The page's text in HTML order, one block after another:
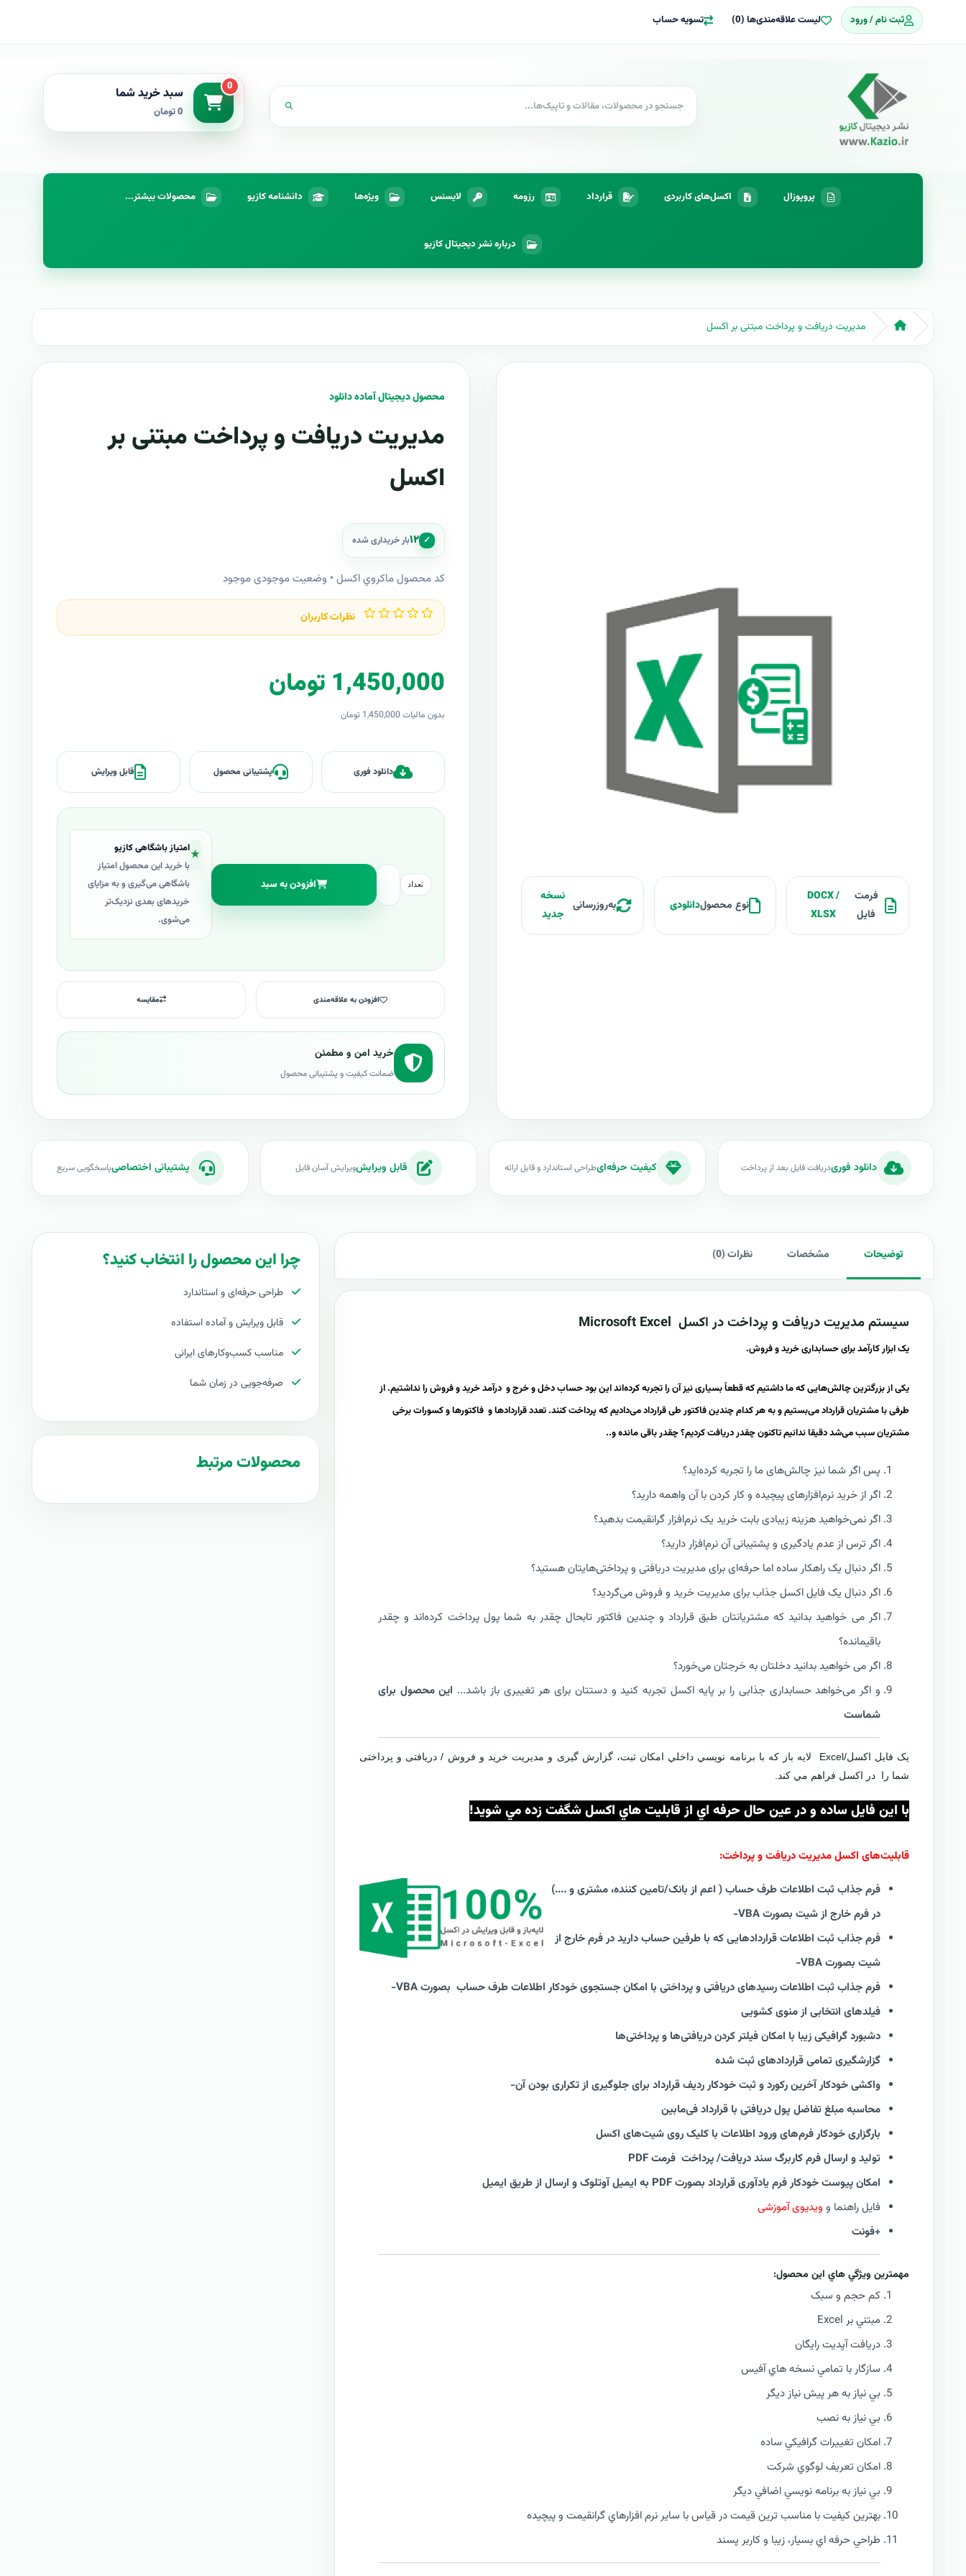
ثبت نام / ورود لیست علاقه‌مندی‌ها (0) تسویه حساب
0 سبد خرید شما
0 تومان
پروپوزال اکسل‌های کاربردی قرارداد رزومه لایسنس ویژه‌ها دانشنامه کازیو محصولات بیشتر...
درباره نشر دیجیتال کازیو
مدیریت دریافت و پرداخت مبتنی بر اکسل
محصول دیجیتال آماده دانلود
مدیریت دریافت و پرداخت مبتنی بر
اکسل
✓ ۱۲بار خریداری شده
کد محصول ماکروي اکسل • وضعیت موجودی موجود
نظرات کاربران
1,450,000 تومان
بدون مالیات 1,450,000 تومان
دانلود فوری پشتیبانی محصول قابل ویرایش
تعداد افزودن به سبد
★امتیاز باشگاهی کازیو
با خرید این محصول امتیاز
باشگاهی می‌گیری و به مزایای
خریدهای بعدی نزدیک‌تر
می‌شوی.
افزودن به علاقه‌مندی مقایسه
خرید امن و مطمئن
ضمانت کیفیت و پشتیبانی محصول
فرمت
فایل
DOCX /
XLSX
نوع محصولدانلودی به‌روزرسانی
نسخه
جدید
دانلود فوریدریافت فایل بعد از پرداخت کیفیت حرفه‌ایطراحی استاندارد و قابل ارائه قابل ویرایشویرایش آسان فایل پشتیبانی اختصاصیپاسخگویی سریع
توضیحات مشخصات نظرات (0)
سیستممدیریت دریافت و پرداختدراکسل Microsoft Excel
یک ابزار کارآمد برای حسابداری خرید و فروش.
یکی از بزرگترین چالش‌هایی که ما داشتیم که قطعاً بسیاری نیز آن را تجربه کرده‌اند این بود حساب دخل و خرج و درآمد خرید و فروش را نداشتیم. از
طرفی با مشتریان قرارداد می‌بستیم و به هر کدام چندین فاکتور طی قرارداد می‌دادیم که پرداخت کنند. تعدد قراردادها و فاکتورها و کسورات برخی
مشتریان سبب می‌شد دقیقا ندانیم تاکنون چقدر دریافت کردیم؟ چقدر باقی مانده و..
پس اگر شما نیز چالش‌های ما را تجربه کرده‌اید؟
اگر از خرید نرم‌افزارهای پیچیده و کار کردن با آن واهمه دارید؟
اگر نمی‌خواهید هزینه زیبادی بابت خرید یک نرم‌افزار گرانقیمت بدهید؟
اگر ترس از عدم یادگیری و پشتیبانی آن نرم‌افزار دارید؟
اگر دنبال یک راهکار ساده اما حرفه‌ای برای مدیریت دریافتی و پرداختی‌هایتان هستید؟
اگر دنبال یک فایل اکسل جذاب برای مدیریت خرید و فروش می‌گردید؟
اگر می خواهید بدانید که مشتریانتان طبق قرارداد و چندین فاکتور تابحال چقدر به شما پول پرداخت کرده‌اند و چقدر
باقیمانده؟
اگر می خواهید بدانید دخلتان به خرجتان می‌خورد؟
و اگر می‌خواهد حسابداری جذابی را بر پایه اکسل تجربه کنید و دستتان برای هر تغییری باز باشد... این محصول برای
شماست
يک فايل اکسل/Excel لایه باز که با برنامه نويسي داخلي امکان ثبت، گزارش گیری و مدیریت خرید و فروش / دریافتی و پرداختی
شما را در اکسل فراهم مي کند.
با اين فايل ساده و در عين حال حرفه اي از قابليت هاي اکسل شگفت زده مي شويد!
قابلیت‌های اکسل مدیریت دریافت و پرداخت:
فرم جذاب ثبت اطلاعات طرف حساب ( اعم از بانک/تامین کننده، مشتری و ....)
در فرم خارج از شیت بصورت VBA-
فرم جذاب ثبت اطلاعات قراردادهایی که با طرفین حساب دارید در فرم خارج از
شیت بصورت VBA-
فرم جذاب ثبت اطلاعات رسیدهای دریافتی و پرداختی با امکان جستجوی خودکار اطلاعات طرف حساب بصورت VBA-
فیلدهای انتخابی از منوی کشویی
دشبورد گرافیکی زیبا با امکان فیلتر کردن دریافتی‌ها و پرداختی‌ها
گزارشگیری تمامی قراردادهای ثبت شده
واکشی خودکار آخرین رکورد و ثبت خودکار ردیف قرارداد برای جلوگیری از تکراری بودن آن-
محاسبه مبلغ تفاضل پول دریافتی با قرارداد فی‌مابین
بارگزاری خودکار فرم‌های ورود اطلاعات با کلیک روی شیت‌های اکسل
تولید و ارسال فرم کاربرگ سند دریافت/ پرداخت فرمت PDF
امکان پیوست خودکار فرم یادآوری قرارداد بصورت PDF به ایمیل آوتلوک و ارسال از طریق ایمیل
فایل راهنما و ویدیوی آموزشی
+فونت
مهمترين ويژگي هاي اين محصول:
کم حجم و سبک
مبتني بر Excel
دریافت آپدیت رایگان
سازگار با تمامي نسخه هاي آفيس
بي نياز به هر پيش نياز ديگر
بي نياز به نصب
امکان تغييرات گرافيکي ساده
امکان تعريف لوگوي شرکت
بي نياز به برنامه نويسي اضافي ديگر
بهترين کيفيت با مناسب ترين قيمت در قياس با ساير نرم افزارهاي گرانقیمت و پیچیده
طراحي حرفه اي بسیار، زيبا و کاربر پسند
چرا این محصول را انتخاب کنید؟
طراحی حرفه‌ای و استاندارد
قابل ویرایش و آماده استفاده
مناسب کسب‌وکارهای ایرانی
صرفه‌جویی در زمان شما
محصولات مرتبط